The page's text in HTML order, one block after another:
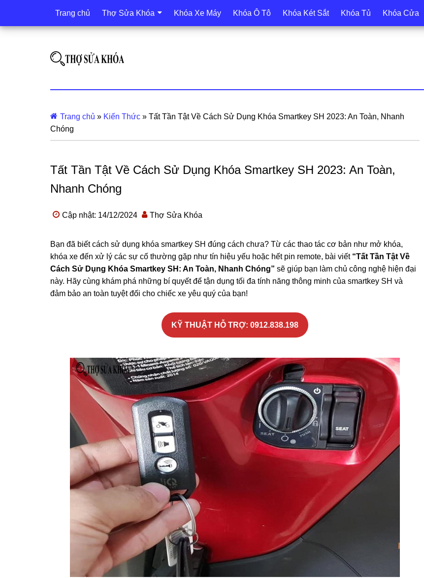
Trang chủ Thợ Sửa Khóa Khóa Xe Máy Khóa Ô Tô Khóa Két Sắt Khóa Tủ Khóa Cửa
Trang chủ » Kiến Thức » Tất Tần Tật Về Cách Sử Dụng Khóa Smartkey SH 2023: An Toàn, Nhanh
Chóng
Tất Tần Tật Về Cách Sử Dụng Khóa Smartkey SH 2023: An Toàn,
Nhanh Chóng
Cập nhật: 14/12/2024 Thợ Sửa Khóa
Bạn đã biết cách sử dụng khóa smartkey SH đúng cách chưa? Từ các thao tác cơ bản như mở khóa,
khóa xe đến xử lý các sự cố thường gặp như tín hiệu yếu hoặc hết pin remote, bài viết “Tất Tần Tật Về
Cách Sử Dụng Khóa Smartkey SH: An Toàn, Nhanh Chóng” sẽ giúp bạn làm chủ công nghệ hiện đại
này. Hãy cùng khám phá những bí quyết để tận dụng tối đa tính năng thông minh của smartkey SH và
đảm bảo an toàn tuyệt đối cho chiếc xe yêu quý của bạn!
KỸ THUẬT HỖ TRỢ: 0912.838.198